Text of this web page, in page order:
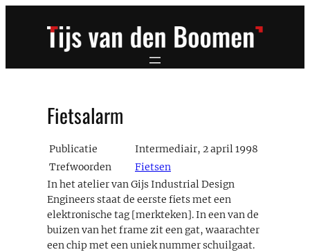
Fietsalarm
Publicatie
Intermediair, 2 april 1998
Trefwoorden
Fietsen
In het atelier van Gijs Industrial Design
Engineers staat de eerste fiets met een
elektronische tag [merkteken]. In een van de
buizen van het frame zit een gat, waarachter
een chip met een uniek nummer schuilgaat.